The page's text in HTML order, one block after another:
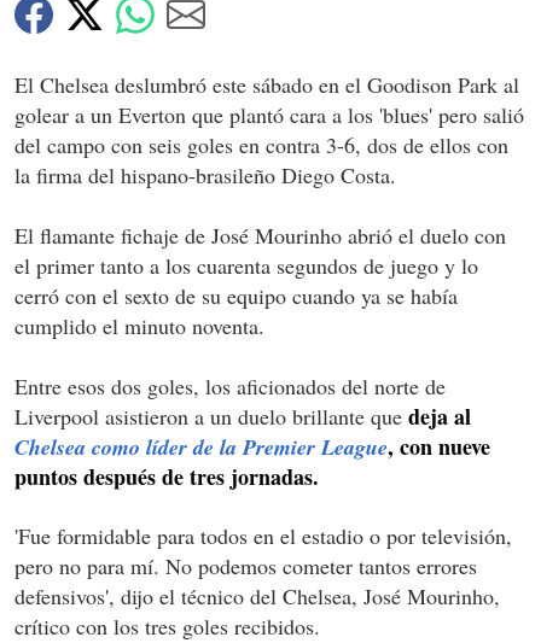
El Chelsea deslumbró este sábado en el Goodison Park al
golear a un Everton que plantó cara a los 'blues' pero salió
del campo con seis goles en contra 3-6, dos de ellos con
la firma del hispano-brasileño Diego Costa.
El flamante fichaje de José Mourinho abrió el duelo con
el primer tanto a los cuarenta segundos de juego y lo
cerró con el sexto de su equipo cuando ya se había
cumplido el minuto noventa.
Entre esos dos goles, los aficionados del norte de
Liverpool asistieron a un duelo brillante que deja al
Chelsea como líder de la Premier League, con nueve
puntos después de tres jornadas.
'Fue formidable para todos en el estadio o por televisión,
pero no para mí. No podemos cometer tantos errores
defensivos', dijo el técnico del Chelsea, José Mourinho,
crítico con los tres goles recibidos.